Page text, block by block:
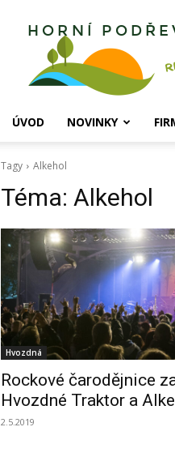
Horní
ÚVOD NOVINKY
Tagy Alkehol
Téma: Alkehol
Hvozdná
Rockové čarodějnice
Hvozdné Traktor a
2.5.2019